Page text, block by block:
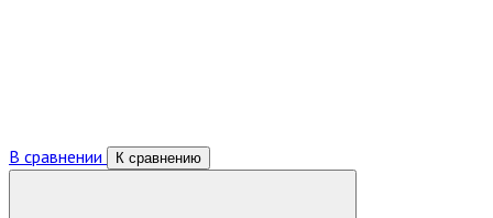
В сравнении К сравнению